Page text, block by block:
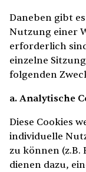
Daneben gibt
Nutzung einer
erforderlich
einzelne
folgenden
a. Analytische
Diese Cookies
individuelle
zu können (z.B.
dienen dazu,